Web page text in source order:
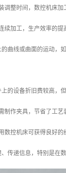
整时间，数控机床
加工，生产效率的提
曲线或曲面的运动
的设备折旧费较高
作夹具，节省了工
控机床可获得良好的
传递信息，特别是在